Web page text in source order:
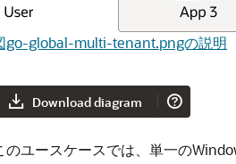
go-global-multi-tenant.pngの説明
Download diagram
のユースケースでは、単一の